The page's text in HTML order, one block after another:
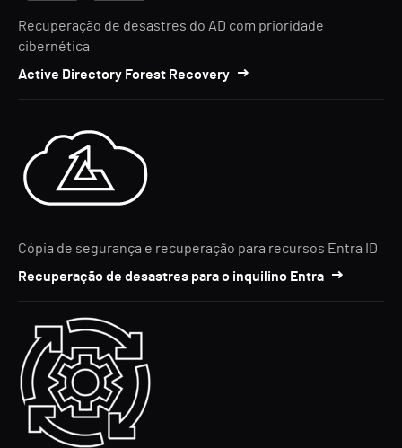
Recuperação de desastres do AD com prioridade
cibernética
Active Directory Forest Recovery
Cópia de segurança e recuperação para recursos Entra ID
Recuperação de desastres para o inquilino Entra